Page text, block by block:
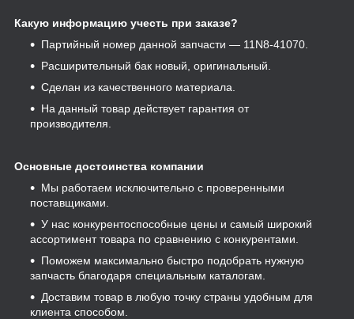
Какую информацию учесть при заказе?
Партийный номер данной запчасти — 11N8-41070.
Расширительный бак новый, оригинальный.
Сделан из качественного материала.
На данный товар действует гарантия от
производителя.
Основные достоинства компании
Мы работаем исключительно с проверенными
поставщиками.
У нас конкурентоспособные цены и самый широкий
ассортимент товара по сравнению с конкурентами.
Поможем максимально быстро подобрать нужную
запчасть благодаря специальным каталогам.
Доставим товар в любую точку страны удобным для
клиента способом.